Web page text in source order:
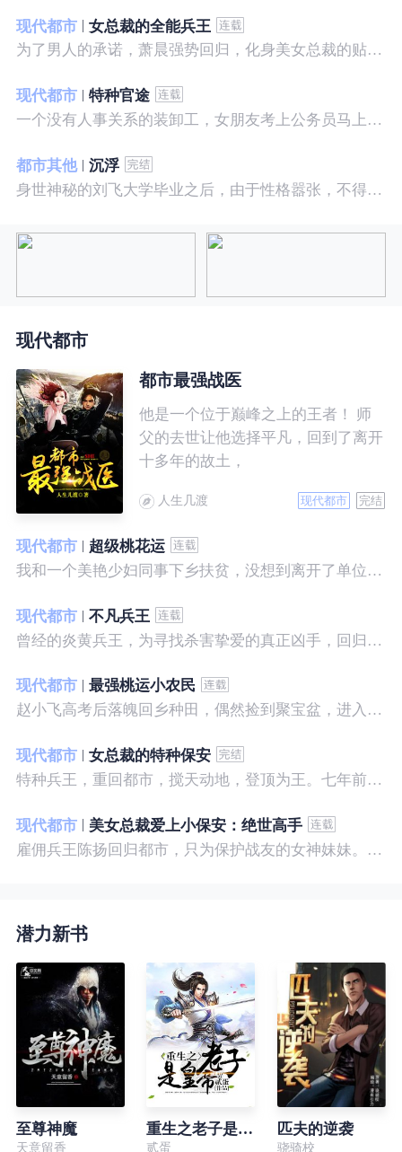
现代都市
女总裁的全能兵王
为了男人的承诺，萧晨强势回归，化身美女总裁的贴身保镖，横扫八方之敌，谱写王者传奇！
现代都市
特种官途
一个没有人事关系的装卸工，女朋友考上公务员马上抛弃了他，却是没有想到他也考上了公务员，奇迹般成为高官……
都市其他
沉浮
身世神秘的刘飞大学毕业之后，由于性格嚣张，不得不一而再再而三的面临着重重危机，受到了来自各方面的全方位打压
现代都市
都市最强战医
他是一个位于巅峰之上的王者！ 师
父的去世让他选择平凡，回到了离开
十多年的故土，
人生几渡 现代都市 完结
现代都市
超级桃花运
我和一个美艳少妇同事下乡扶贫，没想到离开了单位之后，她就性格大变……
现代都市
不凡兵王
曾经的炎黄兵王，为寻找杀害挚爱的真正凶手，回归都市，开始了一段精彩绝伦的征程。
现代都市
最强桃运小农民
赵小飞高考后落魄回乡种田，偶然捡到聚宝盆，进入聚宝洞，从此开启了发家致富、拳打村霸、坐拥美女的桃运巅峰人生！
现代都市
女总裁的特种保安
特种兵王，重回都市，搅天动地，登顶为王。七年前，他是社会底层的小混混，七年后，他是经历过战与火考验的特种兵王。
现代都市
美女总裁爱上小保安：绝世高手
雇佣兵王陈扬回归都市，只为保护战友的女神妹妹。繁华都市里，陈扬如鱼得水，，逍遥自在。
潜力新书
至尊神魔
天意留香
重生之老子是皇帝
贰蛋
匹夫的逆袭
骁骑校